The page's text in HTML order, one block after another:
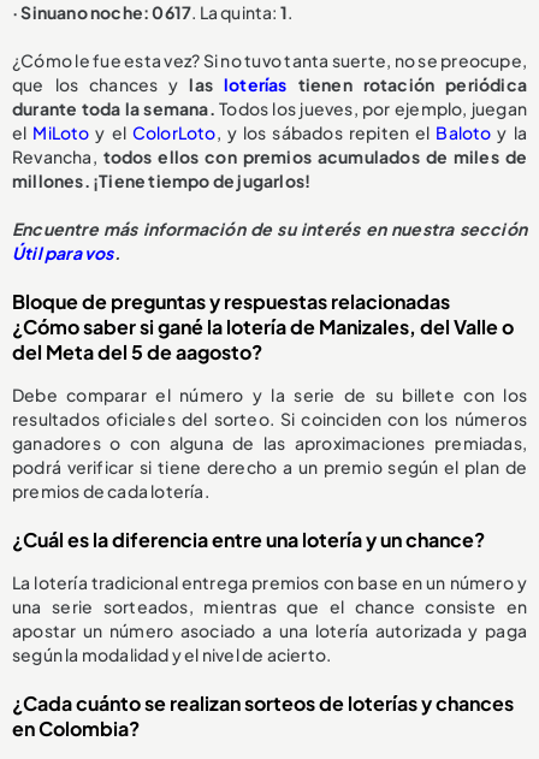
· Sinuano noche: 0617. La quinta: 1.
¿Cómo le fue esta vez? Si no tuvo tanta suerte, no se preocupe,
que los chances ylasloterías tienen rotación periódica
durante toda la semana. Todos los jueves, por ejemplo, juegan
el MiLoto y el ColorLoto, y los sábados repiten el Baloto y la
Revancha, todos ellos con premios acumulados de miles de
millones. ¡Tiene tiempo de jugarlos!
Encuentre más información de su interés en nuestra sección
Útil para vos.
Bloque de preguntas y respuestas relacionadas
¿Cómo saber si gané la lotería de Manizales, del Valle o
del Meta del 5 de aagosto?
Debe comparar el número y la serie de su billete con los
resultados oficiales del sorteo. Si coinciden con los números
ganadores o con alguna de las aproximaciones premiadas,
podrá verificar si tiene derecho a un premio según el plan de
premios de cada lotería.
¿Cuál es la diferencia entre una lotería y un chance?
La lotería tradicional entrega premios con base en un número y
una serie sorteados, mientras que el chance consiste en
apostar un número asociado a una lotería autorizada y paga
según la modalidad y el nivel de acierto.
¿Cada cuánto se realizan sorteos de loterías y chances
en Colombia?